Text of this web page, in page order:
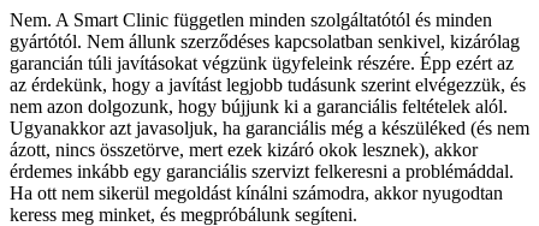
Nem. A Smart Clinic független minden szolgáltatótól és minden
gyártótól. Nem állunk szerződéses kapcsolatban senkivel, kizárólag
garancián túli javításokat végzünk ügyfeleink részére. Épp ezért az
az érdekünk, hogy a javítást legjobb tudásunk szerint elvégezzük, és
nem azon dolgozunk, hogy bújjunk ki a garanciális feltételek alól.
Ugyanakkor azt javasoljuk, ha garanciális még a készüléked (és nem
ázott, nincs összetörve, mert ezek kizáró okok lesznek), akkor
érdemes inkább egy garanciális szervizt felkeresni a problémáddal.
Ha ott nem sikerül megoldást kínálni számodra, akkor nyugodtan
keress meg minket, és megpróbálunk segíteni.